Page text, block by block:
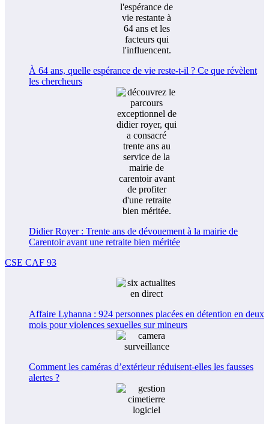
À 64 ans, quelle espérance de vie reste-t-il ? Ce que révèlent
les chercheurs
Didier Royer : Trente ans de dévouement à la mairie de
Carentoir avant une retraite bien méritée
CSE CAF 93
Affaire Lyhanna : 924 personnes placées en détention en deux
mois pour violences sexuelles sur mineurs
Comment les caméras d’extérieur réduisent-elles les fausses
alertes ?